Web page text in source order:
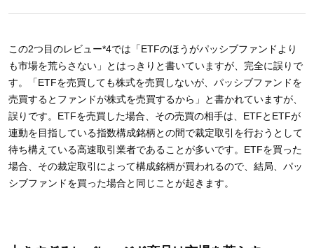
この2つ目のレビュー*4では「ETFのほうがパッシブファンドより
も市場を荒らさない」とはっきりと書いていますが、完全に誤りで
す。「ETFを売買しても株式を売買しないが、パッシブファンドを
売買するとファンドが株式を売買するから」と書かれていますが、
誤りです。ETFを売買した場合、その売買の相手は、ETFとETFが
連動を目指している指数構成銘柄との間で裁定取引を行おうとして
待ち構えている高速取引業者であることが多いです。ETFを買った
場合、その裁定取引によって構成銘柄が買われるので、結局、パッ
シブファンドを買った場合と同じことが起きます。